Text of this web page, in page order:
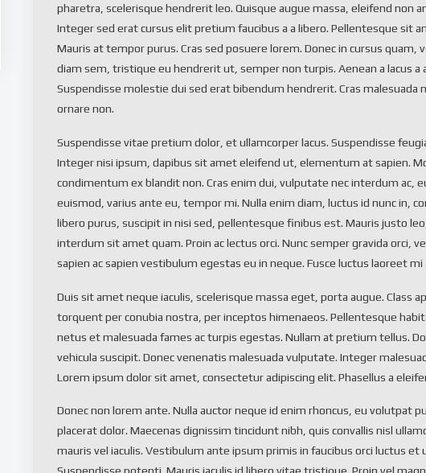
pharetra, scelerisque hendrerit leo. Quisque augue massa, eleifend non
Integer sed erat cursus elit pretium faucibus a a libero. Pellentesque sit
Mauris at tempor purus. Cras sed posuere lorem. Donec in cursus quam,
diam sem, tristique eu hendrerit ut, semper non turpis. Aenean a lacus
Suspendisse molestie dui sed erat bibendum hendrerit. Cras malesuada
ornare non.
Suspendisse vitae pretium dolor, et ullamcorper lacus. Suspendisse
Integer nisi ipsum, dapibus sit amet eleifend ut, elementum at sapien.
condimentum ex blandit non. Cras enim dui, vulputate nec interdum ac,
euismod, varius ante eu, tempor mi. Nulla enim diam, luctus id nunc in,
libero purus, suscipit in nisi sed, pellentesque finibus est. Mauris justo
interdum sit amet quam. Proin ac lectus orci. Nunc semper gravida orci,
sapien ac sapien vestibulum egestas eu in neque. Fusce luctus laoreet
Duis sit amet neque iaculis, scelerisque massa eget, porta augue. Class
torquent per conubia nostra, per inceptos himenaeos. Pellentesque
netus et malesuada fames ac turpis egestas. Nullam at pretium tellus.
vehicula suscipit. Donec venenatis malesuada vulputate. Integer
Lorem ipsum dolor sit amet, consectetur adipiscing elit. Phasellus a
Donec non lorem ante. Nulla auctor neque id enim rhoncus, eu volutpat
placerat dolor. Maecenas dignissim tincidunt nibh, quis convallis nisl
mauris vel iaculis. Vestibulum ante ipsum primis in faucibus orci luctus et